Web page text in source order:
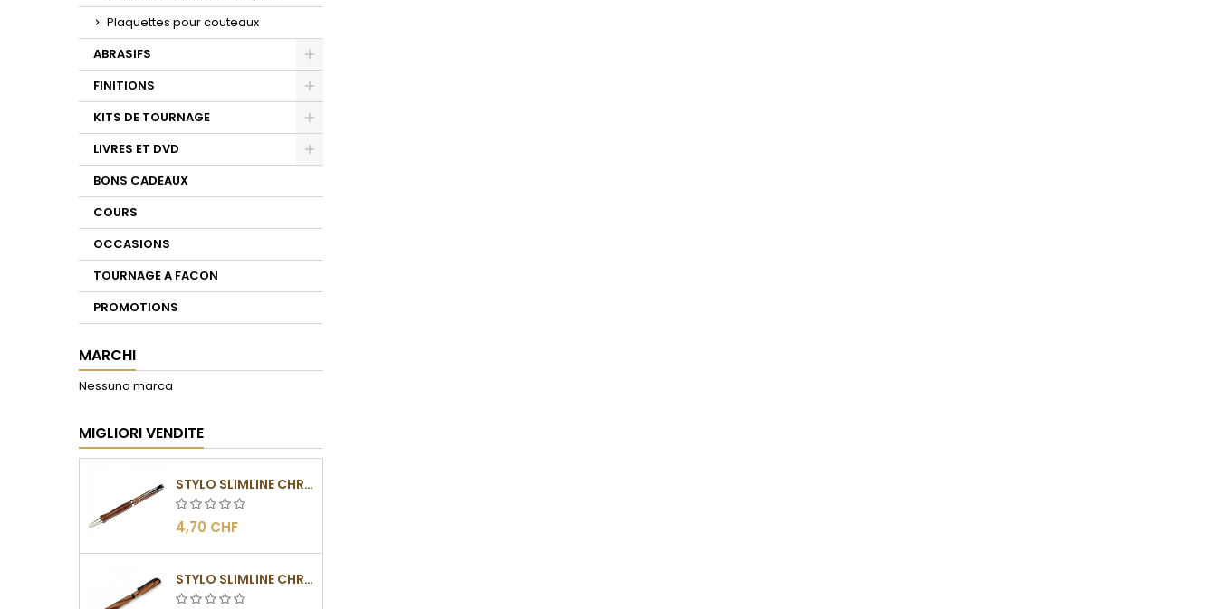
Plaquettes pour couteaux
ABRASIFS
FINITIONS
KITS DE TOURNAGE
LIVRES ET DVD
BONS CADEAUX
COURS
OCCASIONS
TOURNAGE A FACON
PROMOTIONS
MARCHI
Nessuna marca
MIGLIORI VENDITE
STYLO SLIMLINE CHROMÉ
4,70 CHF
STYLO SLIMLINE CHROMÉ NOIR